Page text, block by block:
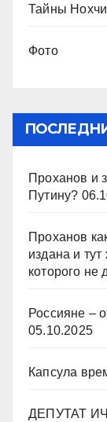
Тайны
Фото
Проханов и
Путину?
Проханов
издана и
которого
Россияне –
05.10.2025
Капсула
ДЕПУТАТ